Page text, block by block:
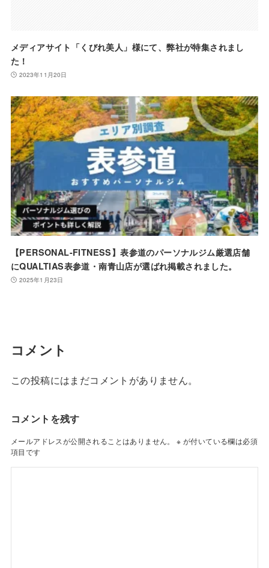
メディアサイト「くびれ美人」様にて、弊社が特集されまし
た！
2023年11月20日
【PERSONAL-FITNESS】表参道のパーソナルジム厳選店舗
にQUALTIAS表参道・南青山店が選ばれ掲載されました。
2025年1月23日
コメント
この投稿にはまだコメントがありません。
コメントを残す
メールアドレスが公開されることはありません。 ※ が付いている欄は必須
項目です